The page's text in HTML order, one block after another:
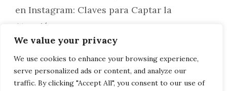
We value your privacy
We use cookies to enhance your browsing experience,
serve personalized ads or content, and analyze our
traffic. By clicking "Accept All", you consent to our use of
en Instagram: Claves para Captar la
Atención
Cómo funciona el renting con
Crestanevada paso a paso: la experiencia sin
complicaciones que Madrid necesita